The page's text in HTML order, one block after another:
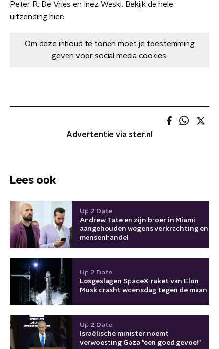
Peter R. De Vries en Inez Weski. Bekijk de hele
uitzending hier:
Om deze inhoud te tonen moet je toestemming
geven voor social media cookies.
Advertentie via ster.nl
Lees ook
Up 2 Date
Andrew Tate en zijn broer in Miami
aangehouden wegens verkrachting en
mensenhandel
Up 2 Date
Losgeslagen SpaceX-raket van Elon
Musk crasht woensdag tegen de maan
Up 2 Date
Israëlische minister noemt
verwoesting Gaza "een goed gevoel"